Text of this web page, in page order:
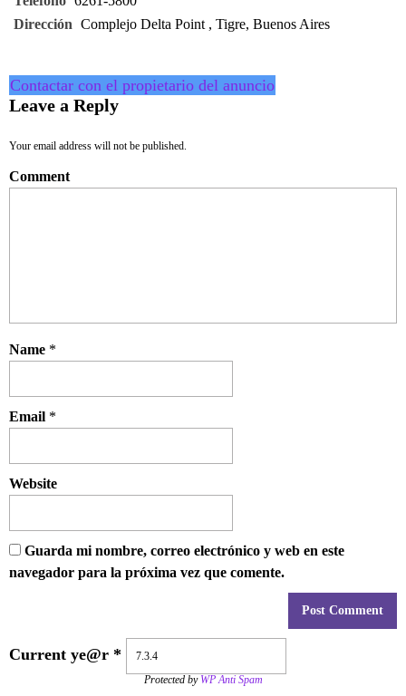
Dirección Complejo Delta Point , Tigre, Buenos Aires
Contactar con el propietario del anuncio
Leave a Reply
Your email address will not be published.
Comment
Name *
Email *
Website
Guarda mi nombre, correo electrónico y web en este
navegador para la próxima vez que comente.
Current ye@r *
Protected by WP Anti Spam